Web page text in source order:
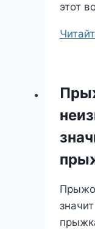
этот